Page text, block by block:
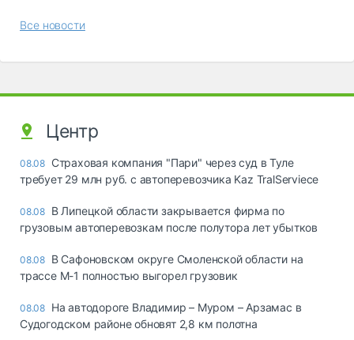
Все новости
Центр
08.08 Страховая компания "Пари" через суд в Туле
требует 29 млн руб. с автоперевозчика Kaz TralServiece
08.08 В Липецкой области закрывается фирма по
грузовым автоперевозкам после полутора лет убытков
08.08 В Сафоновском округе Смоленской области на
трассе М-1 полностью выгорел грузовик
08.08 На автодороге Владимир – Муром – Арзамас в
Судогодском районе обновят 2,8 км полотна